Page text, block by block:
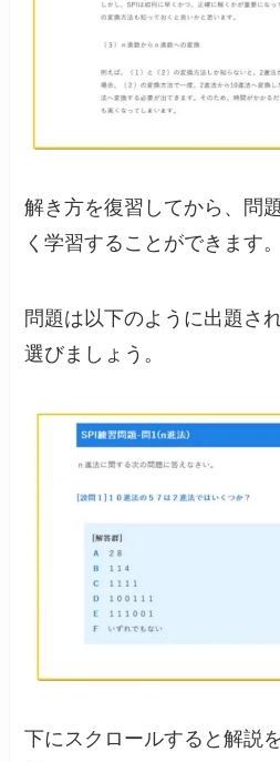
解き方を復習してから、問
く学習することができます。
問題は以下のように出題さ
選びましょう。
下にスクロールすると解説